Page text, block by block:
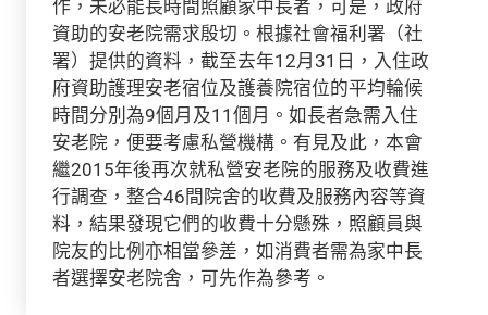
作，未必能長時間照顧家中長者，可是，政府
資助的安老院需求殷切。根據社會福利署（社
署）提供的資料，截至去年12月31日，入住政
府資助護理安老宿位及護養院宿位的平均輪候
時間分別為9個月及11個月。如長者急需入住
安老院，便要考慮私營機構。有見及此，本會
繼2015年後再次就私營安老院的服務及收費進
行調查，整合46間院舍的收費及服務內容等資
料，結果發現它們的收費十分懸殊，照顧員與
院友的比例亦相當參差，如消費者需為家中長
者選擇安老院舍，可先作為參考。